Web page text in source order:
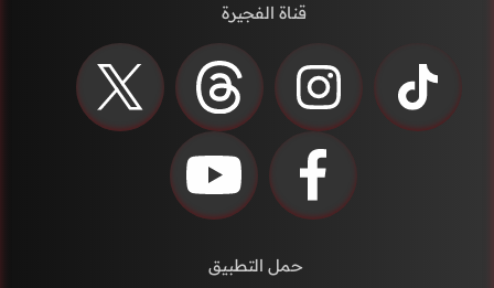
قناة الفجيرة
حمل التطبيق